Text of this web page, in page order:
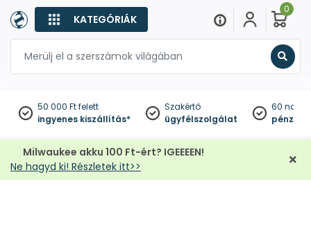
KATEGÓRIÁK
0
50 000 Ft felett
ingyenes kiszállítás*
Szakértő
ügyfélszolgálat
60
Milwaukee akku 100 Ft-ért? IGEEEEN!
Ne hagyd ki! Részletek itt>>